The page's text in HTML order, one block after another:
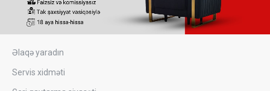
Əlaqə yaradın
Servis xidməti